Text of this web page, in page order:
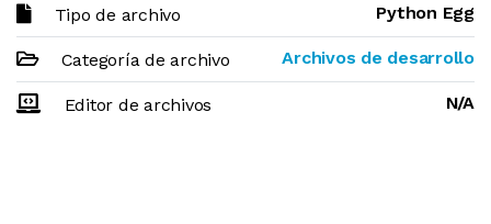
Tipo de archivo Python Egg
Categoría de archivo Archivos de desarrollo
Editor de archivos N/A